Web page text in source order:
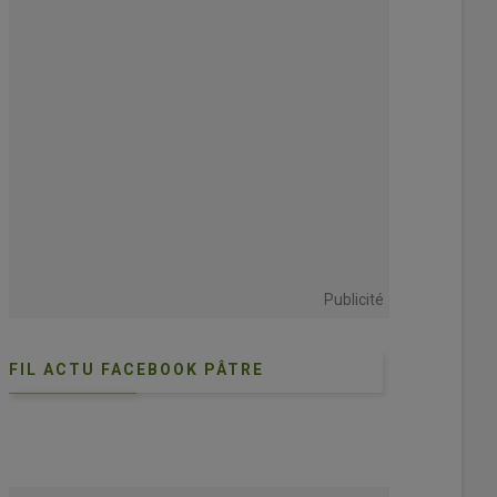
Publicité
FIL ACTU FACEBOOK PÂTRE